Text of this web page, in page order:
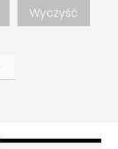
Wyczyść